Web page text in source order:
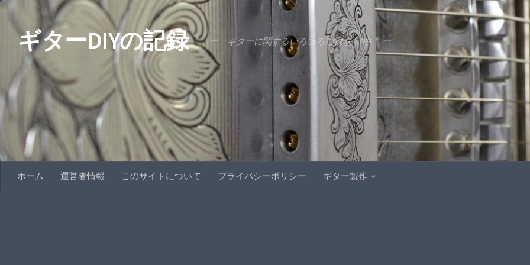
コンテンツへスキップ
ギターDIYの記録 ー ギターに関するいろいろな物をDIY中 ー
ホーム 運営者情報 このサイトについて プライバシーポリシー ギター製作